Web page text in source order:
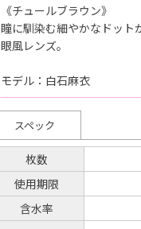
《チュールブラウン》
瞳に馴染む細やかなドット
眼風レンズ。
モデル：白石麻衣
スペック
枚数
使用期限
含水率